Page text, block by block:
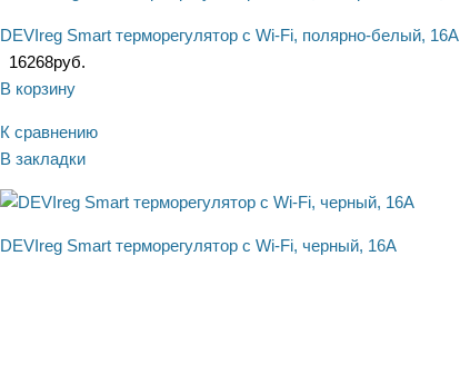
DEVIreg Smart терморегулятор с Wi-Fi, полярно-белый, 16А
16268руб.
В корзину
К сравнению
В закладки
DEVIreg Smart терморегулятор с Wi-Fi, черный, 16А